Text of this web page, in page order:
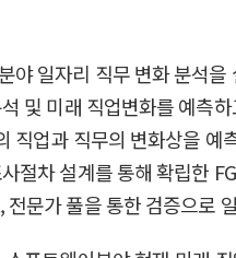
일자리 직무 변화 분석
및 미래 직업변화를 예측
업과 직무의 변화상을
차 설계를 통해 확립한
문가 풀을 통한 검증으로